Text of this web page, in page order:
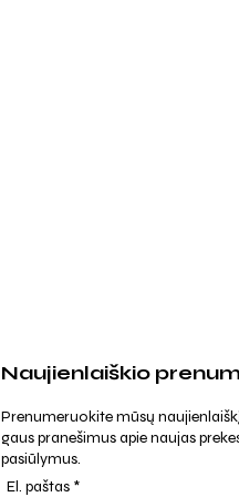
Naujienlaiškio
Prenumeruokite mūsų
gaus pranešimus apie naujas
pasiūlymus.
El. paštas